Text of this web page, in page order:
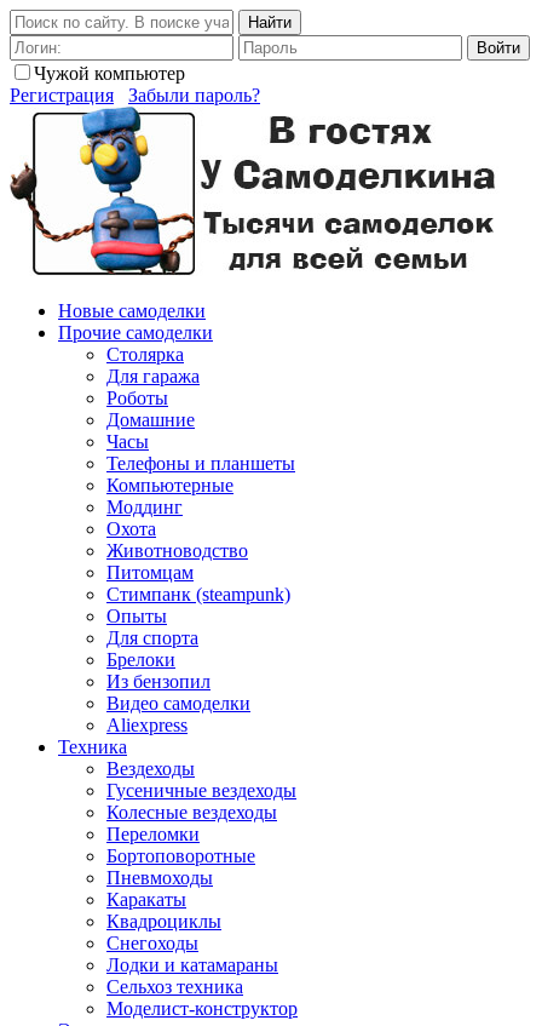
Найти
Войти
Чужой компьютер
Регистрация
Забыли пароль?
Новые самоделки
Прочие самоделки
Столярка
Для гаража
Роботы
Домашние
Часы
Телефоны и планшеты
Компьютерные
Моддинг
Охота
Животноводство
Питомцам
Стимпанк (steampunk)
Опыты
Для спорта
Брелоки
Из бензопил
Видео самоделки
Aliexpress
Техника
Вездеходы
Гусеничные вездеходы
Колесные вездеходы
Переломки
Бортоповоротные
Пневмоходы
Каракаты
Квадроциклы
Снегоходы
Лодки и катамараны
Сельхоз техника
Моделист-конструктор